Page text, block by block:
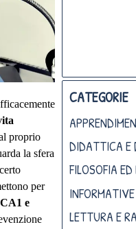
proprio
la sfera
per
e
CATEGORIE
DIDATTICA E
FILOSOFIA
LETTURA E